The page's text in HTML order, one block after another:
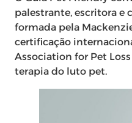
palestrante, escritora e
formada pela
certificação
Association for Pet
terapia do luto pet.